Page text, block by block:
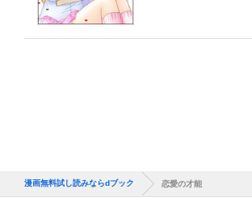
漫画無料試し読みならdブック 恋愛の才能